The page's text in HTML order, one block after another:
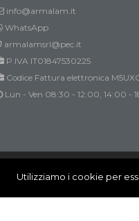
info@armalam.it
WhatsApp
armalamsrl@pec.it
P.IVA IT01847530225
Codice Fattura elettronica
Lun - Ven 08:30 - 12:00, 14:00 -
Innovation @ All rights reserved
Utilizziamo i cookie per